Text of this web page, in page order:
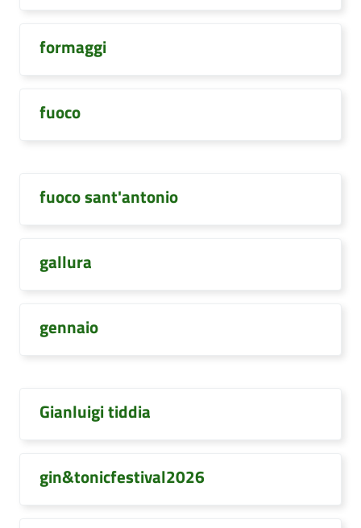
formaggi
fuoco
fuoco sant'antonio
gallura
gennaio
Gianluigi tiddia
gin&tonicfestival2026